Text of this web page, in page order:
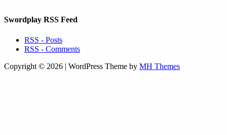
Swordplay RSS Feed
RSS - Posts
RSS - Comments
Copyright © 2026 | WordPress Theme by MH Themes